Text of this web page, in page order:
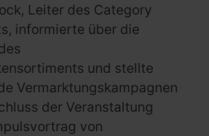
Leiter des Category
informierte über die
und stellte
Vermarktungskampagnen
der Veranstaltung
von